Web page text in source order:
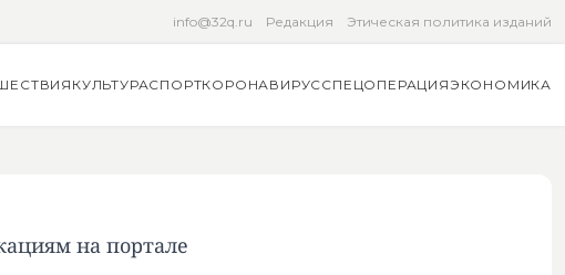
info@32q.ru Редакция Этическая политика изданий
КУЛЬТУРАСПОРТКОРОНАВИРУССПЕЦОПЕРАЦИЯЭКОНОМИКА
на портале